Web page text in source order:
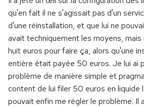
qu'en fait il ne s'agissait pas d'un
d'une réinstallation, et que lui ne
avait techniquement les moyens,
huit euros pour faire ça, alors qu'une
entière était payée 50 euros. Je lui ai
problème de manière simple et
content de lui filer 50 euros en liquide
pouvait enfin me régler le problème. Il